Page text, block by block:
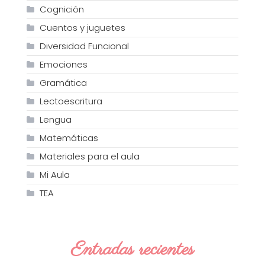
Cognición
Cuentos y juguetes
Diversidad Funcional
Emociones
Gramática
Lectoescritura
Lengua
Matemáticas
Materiales para el aula
Mi Aula
TEA
Entradas recientes